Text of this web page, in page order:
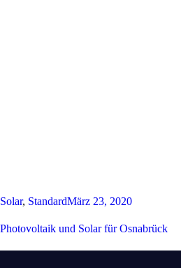
Solar, StandardMärz 23, 2020
Photovoltaik und Solar für Osnabrück